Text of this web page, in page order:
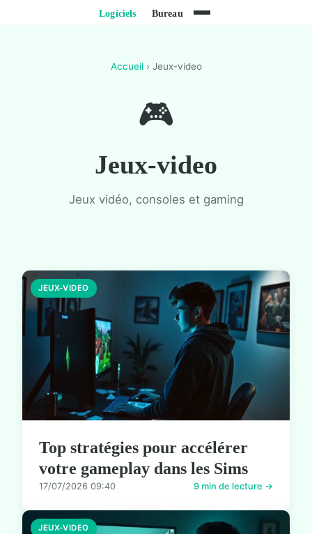
Accueil› Jeux-video
🎮
Jeux-video
Jeux vidéo, consoles et gaming
JEUX-VIDEO
Top stratégies pour accélérer
votre gameplay dans les Sims
17/07/2026 09:40 9 min de lecture →
JEUX-VIDEO